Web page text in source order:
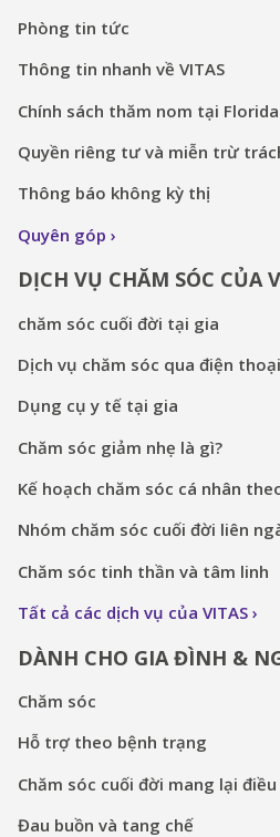
Phòng tin tức
Thông tin nhanh về VITAS
Chính sách thăm nom tại Florida
Quyền riêng tư và miễn trừ
Thông báo không kỳ thị
Quyên góp
DỊCH VỤ CHĂM SÓC CỦA
chăm sóc cuối đời tại gia
Dịch vụ chăm sóc qua điện
Dụng cụ y tế tại gia
Chăm sóc giảm nhẹ là gì?
Kế hoạch chăm sóc cá nhân
Nhóm chăm sóc cuối đời liên
Chăm sóc tinh thần và tâm linh
Tất cả các dịch vụ của VITAS
DÀNH CHO GIA ĐÌNH &
Chăm sóc
Hỗ trợ theo bệnh trạng
Chăm sóc cuối đời mang lại
Đau buồn và tang chế